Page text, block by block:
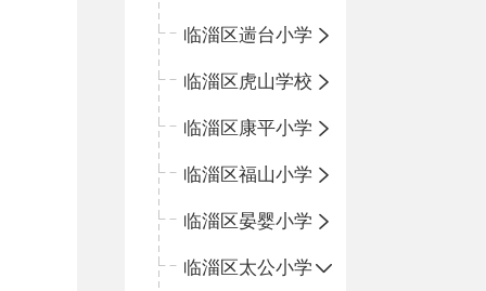
临淄区遄台小学
临淄区虎山学校
临淄区康平小学
临淄区福山小学
临淄区晏婴小学
临淄区太公小学